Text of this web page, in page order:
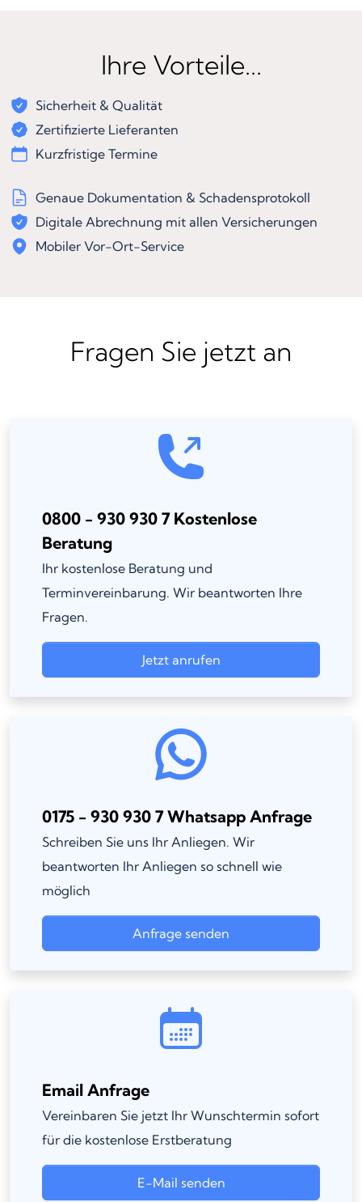
Ihre Vorteile...
Sicherheit & Qualität
Zertifizierte Lieferanten
Kurzfristige Termine
Genaue Dokumentation & Schadensprotokoll
Digitale Abrechnung mit allen Versicherungen
Mobiler Vor-Ort-Service
Fragen Sie jetzt an
0800 - 930 930 7 Kostenlose
Beratung
Ihr kostenlose Beratung und
Terminvereinbarung. Wir beantworten Ihre
Fragen.
Jetzt anrufen
0175 - 930 930 7 Whatsapp Anfrage
Schreiben Sie uns Ihr Anliegen. Wir
beantworten Ihr Anliegen so schnell wie
möglich
Anfrage senden
Email Anfrage
Vereinbaren Sie jetzt Ihr Wunschtermin sofort
für die kostenlose Erstberatung
E-Mail senden